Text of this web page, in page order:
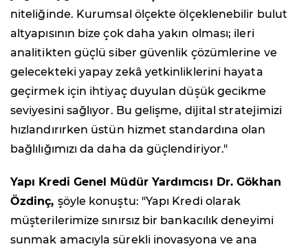
niteliğinde. Kurumsal ölçekte ölçeklenebilir bulut
altyapısının bize çok daha yakın olması; ileri
analitikten güçlü siber güvenlik çözümlerine ve
gelecekteki yapay zekâ yetkinliklerini hayata
geçirmek için ihtiyaç duyulan düşük gecikme
seviyesini sağlıyor. Bu gelişme, dijital stratejimizi
hızlandırırken üstün hizmet standardına olan
bağlılığımızı da daha da güçlendiriyor."
Yapı Kredi Genel Müdür Yardımcısı Dr. Gökhan
Özdinç, şöyle konuştu: "Yapı Kredi olarak
müşterilerimize sınırsız bir bankacılık deneyimi
sunmak amacıyla sürekli inovasyona ve ana